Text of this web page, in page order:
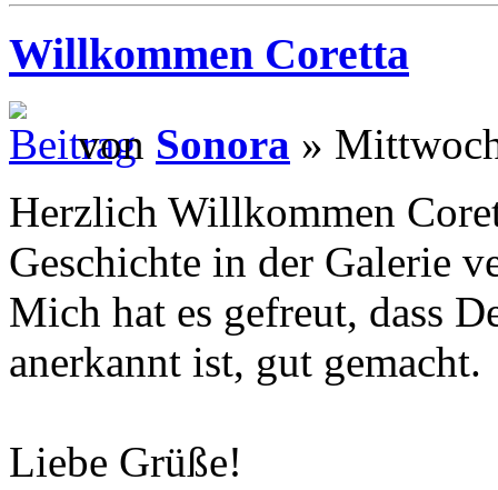
Willkommen Coretta
von Sonora »
Herzlich Willkommen
Geschichte in der Galerie
Mich hat es gefreut, dass
anerkannt ist, gut gemacht.
Liebe Grüße!